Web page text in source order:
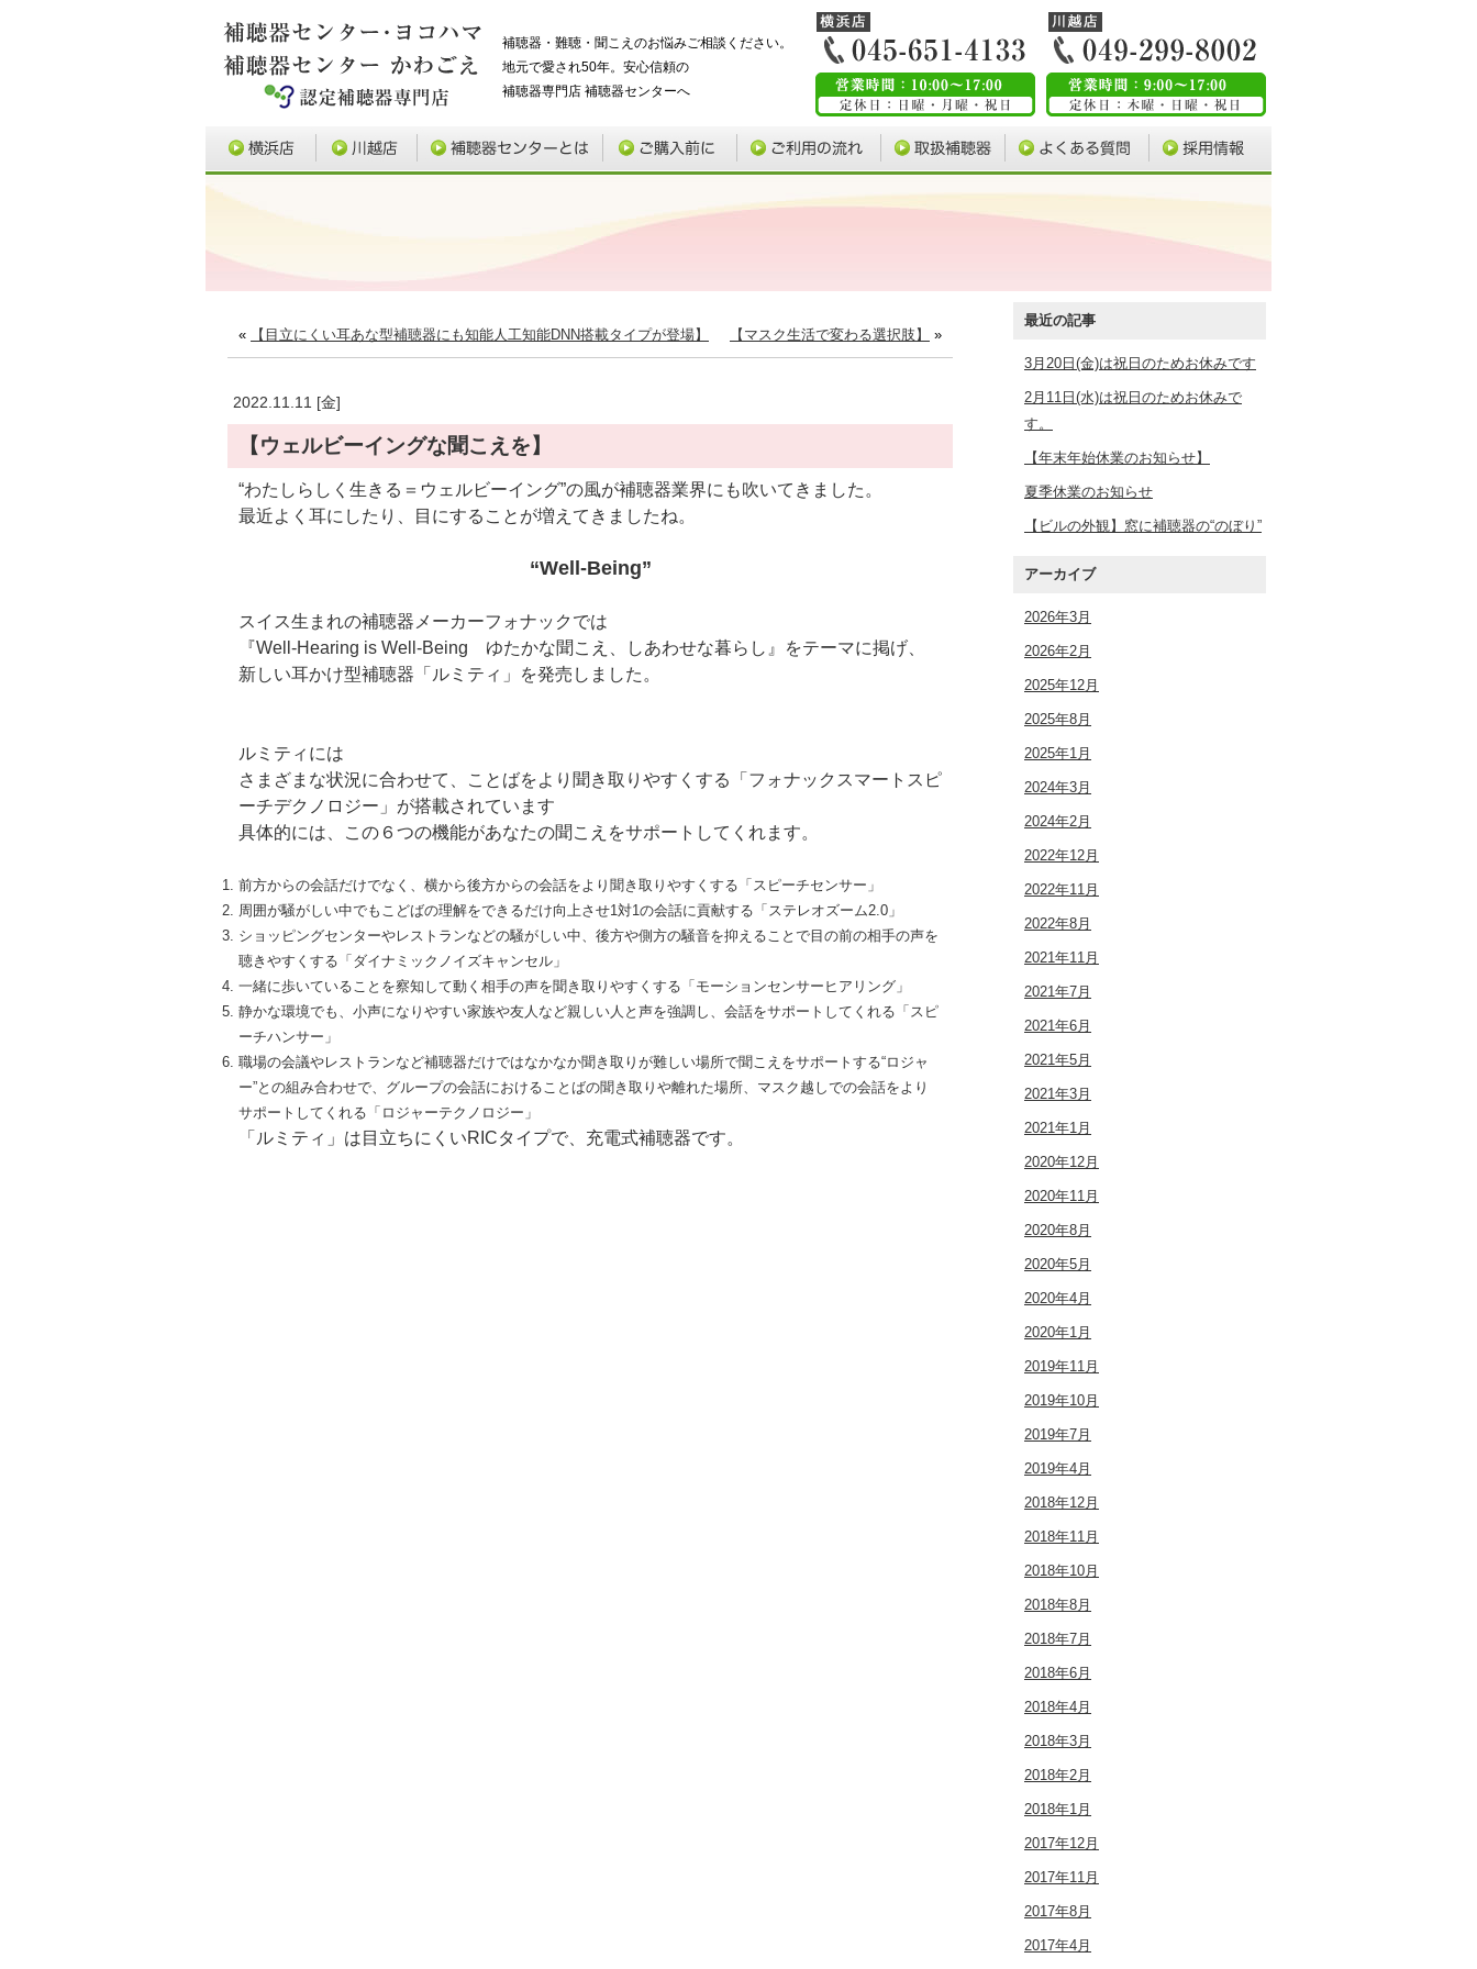
補聴器・難聴・聞こえのお悩みご相談ください。
地元で愛され50年。安心信頼の
補聴器専門店 補聴器センターへ
« 【目立にくい耳あな型補聴器にも知能人工知能DNN搭載タイプが登場】 【マスク生活で変わる選択肢】 »
2022.11.11 [金]
【ウェルビーイングな聞こえを】
“わたしらしく生きる＝ウェルビーイング”の風が補聴器業界にも吹いてきました。
最近よく耳にしたり、目にすることが増えてきましたね。
“Well-Being”
スイス生まれの補聴器メーカーフォナックでは
『Well-Hearing is Well-Being ゆたかな聞こえ、しあわせな暮らし』をテーマに掲げ、
新しい耳かけ型補聴器「ルミティ」を発売しました。
ルミティには
さまざまな状況に合わせて、ことばをより聞き取りやすくする「フォナックスマートスピ
ーチデクノロジー」が搭載されています
具体的には、この６つの機能があなたの聞こえをサポートしてくれます。
前方からの会話だけでなく、横から後方からの会話をより聞き取りやすくする「スピーチセンサー」
周囲が騒がしい中でもこどばの理解をできるだけ向上させ1対1の会話に貢献する「ステレオズーム2.0」
ショッピングセンターやレストランなどの騒がしい中、後方や側方の騒音を抑えることで目の前の相手の声を
聴きやすくする「ダイナミックノイズキャンセル」
一緒に歩いていることを察知して動く相手の声を聞き取りやすくする「モーションセンサーヒアリング」
静かな環境でも、小声になりやすい家族や友人など親しい人と声を強調し、会話をサポートしてくれる「スピ
ーチハンサー」
職場の会議やレストランなど補聴器だけではなかなか聞き取りが難しい場所で聞こえをサポートする“ロジャ
ー”との組み合わせで、グループの会話におけることばの聞き取りや離れた場所、マスク越しでの会話をより
サポートしてくれる「ロジャーテクノロジー」
「ルミティ」は目立ちにくいRICタイプで、充電式補聴器です。
最近の記事
3月20日(金)は祝日のためお休みです
2月11日(水)は祝日のためお休みで
す。
【年末年始休業のお知らせ】
夏季休業のお知らせ
【ビルの外観】窓に補聴器の“のぼり”
アーカイブ
2026年3月
2026年2月
2025年12月
2025年8月
2025年1月
2024年3月
2024年2月
2022年12月
2022年11月
2022年8月
2021年11月
2021年7月
2021年6月
2021年5月
2021年3月
2021年1月
2020年12月
2020年11月
2020年8月
2020年5月
2020年4月
2020年1月
2019年11月
2019年10月
2019年7月
2019年4月
2018年12月
2018年11月
2018年10月
2018年8月
2018年7月
2018年6月
2018年4月
2018年3月
2018年2月
2018年1月
2017年12月
2017年11月
2017年8月
2017年4月